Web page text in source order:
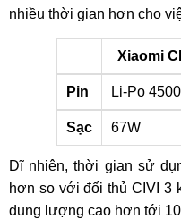
nhiều thời gian hơn cho
Xiaomi
Pin Li-Po
Sạc 67W
Dĩ nhiên, thời gian sử
hơn so với đối thủ CIVI 3
dung lượng cao hơn tới